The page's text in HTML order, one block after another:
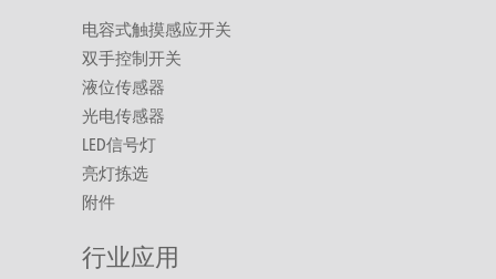
电容式触摸感应开关
双手控制开关
液位传感器
光电传感器
LED信号灯
亮灯拣选
附件
行业应用